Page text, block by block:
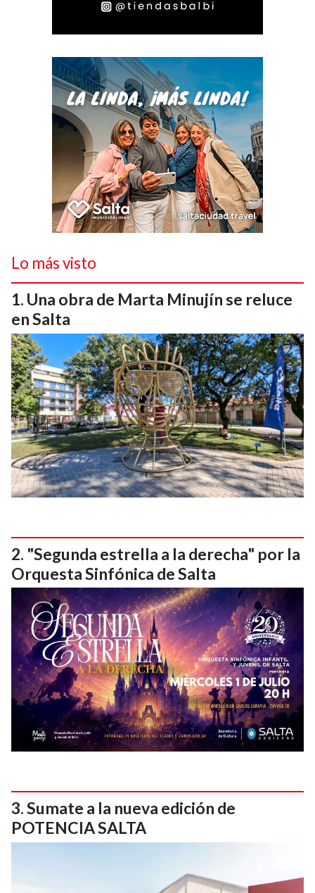
Lo más visto
Una obra de Marta Minujín se reluce
en Salta
"Segunda estrella a la derecha" por la
Orquesta Sinfónica de Salta
Sumate a la nueva edición de
POTENCIA SALTA